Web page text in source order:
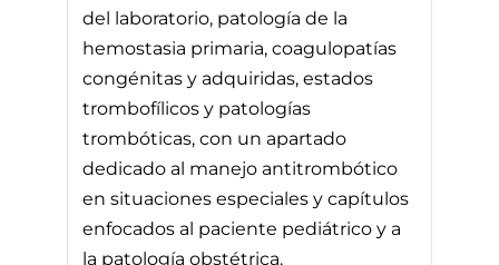
del laboratorio, patología de la
hemostasia primaria, coagulopatías
congénitas y adquiridas, estados
trombofílicos y patologías
trombóticas, con un apartado
dedicado al manejo antitrombótico
en situaciones especiales y capítulos
enfocados al paciente pediátrico y a
la patología obstétrica.